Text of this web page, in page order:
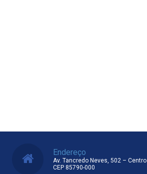
Endereço
Av. Tancredo Neves, 502 – Centro
CEP 85790-000